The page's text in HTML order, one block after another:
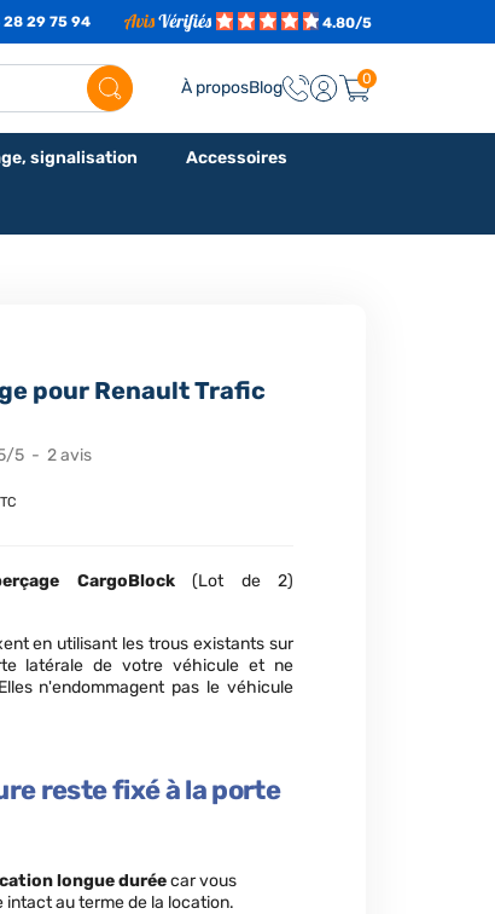
28 29 75 94 4.80/5
À proposBlog 0
signalisation Accessoires
pour Renault Trafic
/5 - 2avis
CargoBlock(Lot de 2)
en utilisant les trous existants sur
latérale de votre véhicule et ne
n'endommagent pas le véhicule
reste fixé à la porte
longue duréecar vous
au terme de la location.